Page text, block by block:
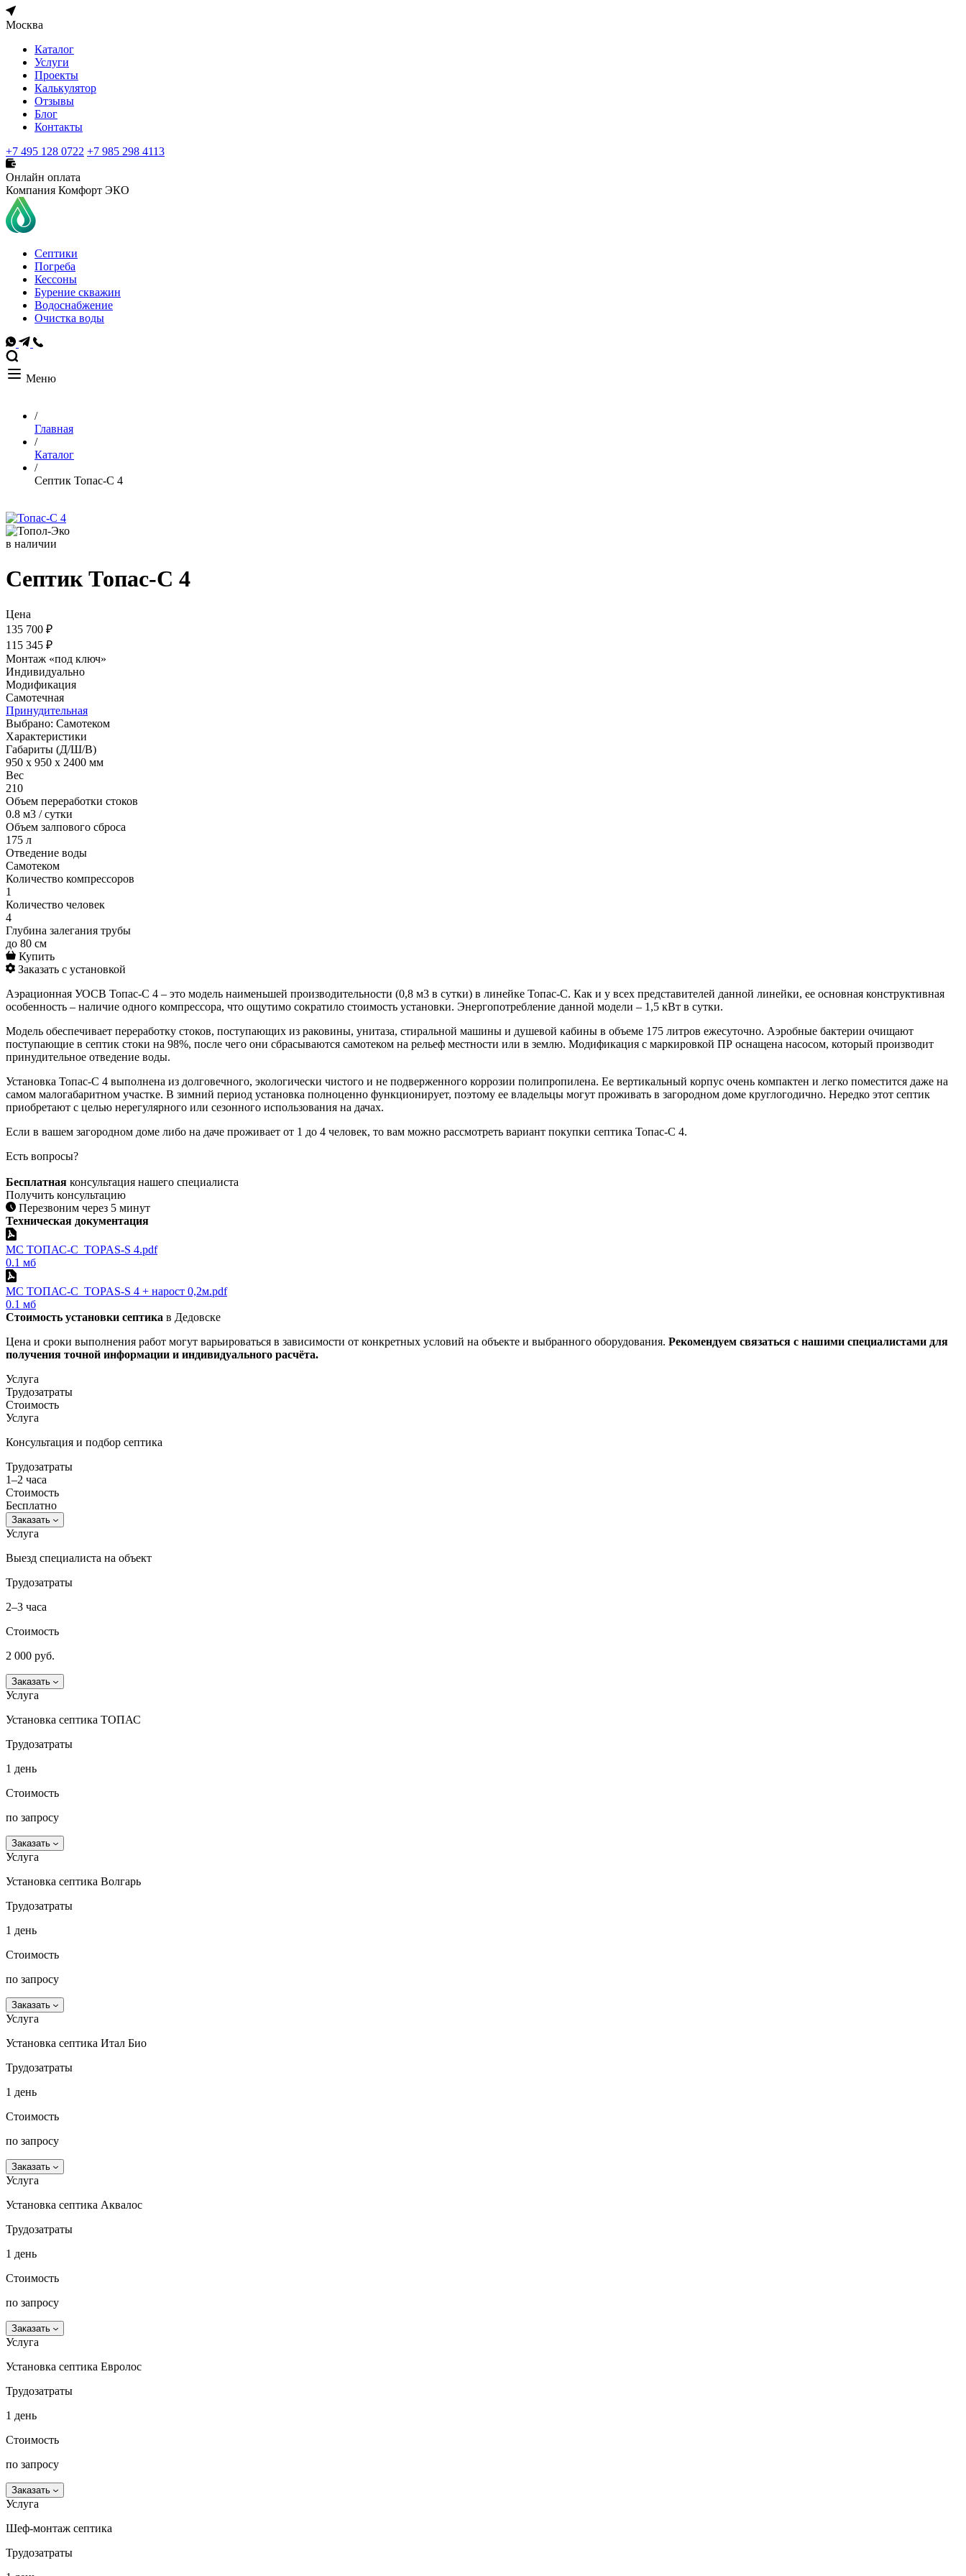
Москва
Каталог
Услуги
Проекты
Калькулятор
Отзывы
Блог
Контакты
+7 495 128 0722 +7 985 298 4113
Онлайн оплата
Компания Комфорт ЭКО
Септики
Погреба
Кессоны
Бурение скважин
Водоснабжение
Очистка воды
Меню
/
Главная
/
Каталог
/
Септик Топас-С 4
в наличии
Септик Топас-С 4
Цена
135 700 ₽
115 345 ₽
Монтаж «под ключ»
Индивидуально
Модификация
Самотечная
Принудительная
Выбрано: Cамотеком
Характеристики
Габариты (Д/Ш/В)
950 x 950 x 2400 мм
Вес
210
Объем переработки стоков
0.8 м3 / сутки
Объем залпового сброса
175 л
Отведение воды
Cамотеком
Количество компрессоров
1
Количество человек
4
Глубина залегания трубы
до 80 см
Купить
Заказать с установкой
Аэрационная УОСВ Топас-С 4 – это модель наименьшей производительности (0,8 м3 в сутки) в линейке Топас-С. Как и у всех представителей данной линейки, ее основная конструктивная
особенность – наличие одного компрессора, что ощутимо сократило стоимость установки. Энергопотребление данной модели – 1,5 кВт в сутки.
Модель обеспечивает переработку стоков, поступающих из раковины, унитаза, стиральной машины и душевой кабины в объеме 175 литров ежесуточно. Аэробные бактерии очищают
поступающие в септик стоки на 98%, после чего они сбрасываются самотеком на рельеф местности или в землю. Модификация с маркировкой ПР оснащена насосом, который производит
принудительное отведение воды.
Установка Топас-С 4 выполнена из долговечного, экологически чистого и не подверженного коррозии полипропилена. Ее вертикальный корпус очень компактен и легко поместится даже на
самом малогабаритном участке. В зимний период установка полноценно функционирует, поэтому ее владельцы могут проживать в загородном доме круглогодично. Нередко этот септик
приобретают с целью нерегулярного или сезонного использования на дачах.
Если в вашем загородном доме либо на даче проживает от 1 до 4 человек, то вам можно рассмотреть вариант покупки септика Топас-С 4.
Есть вопросы?
Бесплатная консультация нашего специалиста
Получить консультацию
Перезвоним через 5 минут
Техническая документация
МС ТОПАС-С_TOPAS-S 4.pdf
0.1 мб
МС ТОПАС-С_TOPAS-S 4 + нарост 0,2м.pdf
0.1 мб
Стоимость установки септика в Дедовске
Цена и сроки выполнения работ могут варьироваться в зависимости от конкретных условий на объекте и выбранного оборудования. Рекомендуем связаться с нашими специалистами для
получения точной информации и индивидуального расчёта.​
Услуга
Трудозатраты
Стоимость
Услуга
Консультация и подбор септика
Трудозатраты
1–2 часа
Стоимость
Бесплатно
Заказать
Услуга
Выезд специалиста на объект
Трудозатраты
2–3 часа
Стоимость
2 000 руб.
Заказать
Услуга
Установка септика ТОПАС
Трудозатраты
1 день
Стоимость
по запросу
Заказать
Услуга
Установка септика Волгарь
Трудозатраты
1 день
Стоимость
по запросу
Заказать
Услуга
Установка септика Итал Био
Трудозатраты
1 день
Стоимость
по запросу
Заказать
Услуга
Установка септика Аквалос
Трудозатраты
1 день
Стоимость
по запросу
Заказать
Услуга
Установка септика Евролос
Трудозатраты
1 день
Стоимость
по запросу
Заказать
Услуга
Шеф-монтаж септика
Трудозатраты